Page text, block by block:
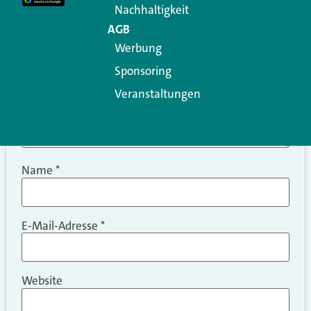
Name *
E-Mail-Adresse *
Website
Nachhaltigkeit
AGB
Werbung
Sponsoring
Veranstaltungen